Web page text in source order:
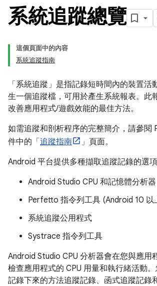
系統追蹤總覽
這個頁面中的內容
系統追蹤指南
「系統追蹤」是指記錄短時間內的裝置活
生一個追蹤檔，可用於產生系統報表。此
改善應用程式/遊戲效能的最佳方法。
如需追蹤和剖析程序的完整簡介，請參閱
件中的「 追蹤指南
」頁面。
Android 平台提供多種擷取追蹤記錄的選項
Android Studio CPU 和記憶體分析器
Perfetto 指令列工具 (Android 10 以
系統追蹤公用程式
Systrace 指令列工具
Android Studio CPU 分析器會在您與應用
檢查應用程式的 CPU 用量和執行緒活動
記錄下來的方法追蹤記錄、函式追蹤記錄